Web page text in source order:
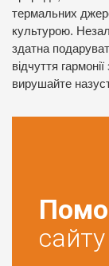
термальних
культурою.
здатна
відчуття
вирушайте
сайту